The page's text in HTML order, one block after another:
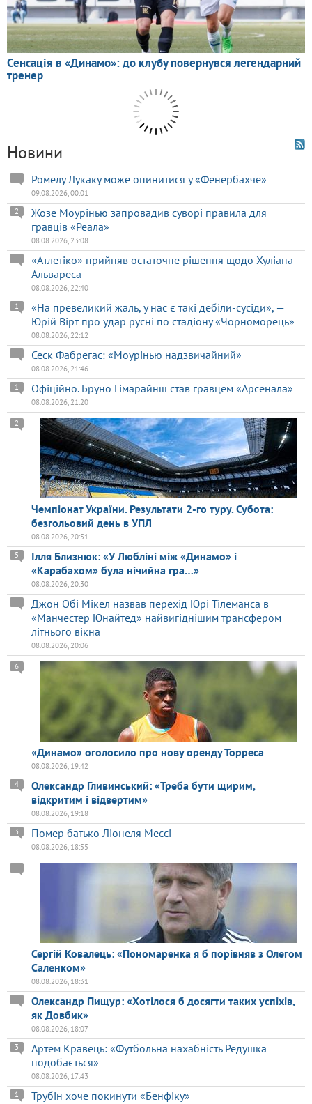
Новини
Ромелу Лукаку може опинитися у «Фенербахче»
09.08.2026, 00:01
Жозе Моурінью запровадив суворі правила для
гравців «Реала»
2
08.08.2026, 23:08
«Атлетіко» прийняв остаточне рішення щодо Хуліана
Альвареса
08.08.2026, 22:40
«На превеликий жаль, у нас є такі дебіли-сусіди», —
Юрій Вірт про удар русні по стадіону «Чорноморець»
1
08.08.2026, 22:12
Сеск Фабрегас: «Моурінью надзвичайний»
08.08.2026, 21:46
Офіційно. Бруно Гімарайнш став гравцем «Арсенала»
1
08.08.2026, 21:20
Чемпіонат України. Результати 2-го туру. Субота:
безгольовий день в УПЛ
2
08.08.2026, 20:51
Ілля Близнюк: «У Любліні між «Динамо» і
«Карабахом» була нічийна гра…»
5
08.08.2026, 20:30
Джон Обі Мікел назвав перехід Юрі Тілеманса в
«Манчестер Юнайтед» найвигіднішим трансфером
літнього вікна
08.08.2026, 20:06
«Динамо» оголосило про нову оренду Торреса
6
08.08.2026, 19:42
Олександр Гливинський: «Треба бути щирим,
відкритим і відвертим»
4
08.08.2026, 19:18
Помер батько Ліонеля Мессі
3
08.08.2026, 18:55
Сергій Ковалець: «Пономаренка я б порівняв з Олегом
Саленком»
08.08.2026, 18:31
Олександр Пищур: «Хотілося б досягти таких успіхів,
як Довбик»
08.08.2026, 18:07
Артем Кравець: «Футбольна нахабність Редушка
подобається»
3
08.08.2026, 17:43
Трубін хоче покинути «Бенфіку»
1